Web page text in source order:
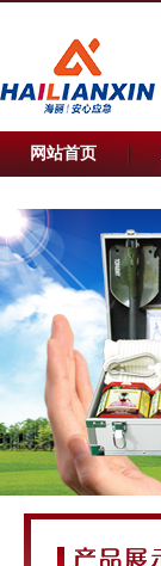
网站首页